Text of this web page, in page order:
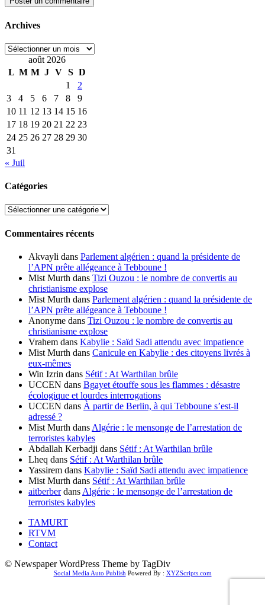
Archives
Archives
août 2026
L M M J V S D
1
2
3
4 5 6 7 8
9
10 11 12 13 14 15 16
17 18 19 20 21 22 23
24 25 26 27 28 29 30
31
« Juil
Catégories
Catégories
Commentaires récents
Akvayli dans Parlement algérien : quand la présidente de
l’APN prête allégeance à Tebboune !
Mist Murth dans Tizi Ouzou : le nombre de convertis au
christianisme explose
Mist Murth dans Parlement algérien : quand la présidente de
l’APN prête allégeance à Tebboune !
Anonyme dans Tizi Ouzou : le nombre de convertis au
christianisme explose
Vrahem dans Kabylie : Saïd Sadi attendu avec impatience
Mist Murth dans Canicule en Kabylie : des citoyens livrés à
eux-mêmes
Win Izrin dans Sétif : At Warthilan brûle
UCCEN dans Bgayet étouffe sous les flammes : désastre
écologique et lourdes interrogations
UCCEN dans À partir de Berlin, à qui Tebboune s’est-il
adressé ?
Mist Murth dans Algérie : le mensonge de l’arrestation de
terroristes kabyles
Abdallah Kerbadji dans Sétif : At Warthilan brûle
Lheq dans Sétif : At Warthilan brûle
Yassirem dans Kabylie : Saïd Sadi attendu avec impatience
Mist Murth dans Sétif : At Warthilan brûle
aitberberdans Algérie : le mensonge de l’arrestation de
terroristes kabyles
TAMURT
RTVM
Contact
© Newspaper WordPress Theme by TagDiv
Social Media Auto Publish Powered By : XYZScripts.com